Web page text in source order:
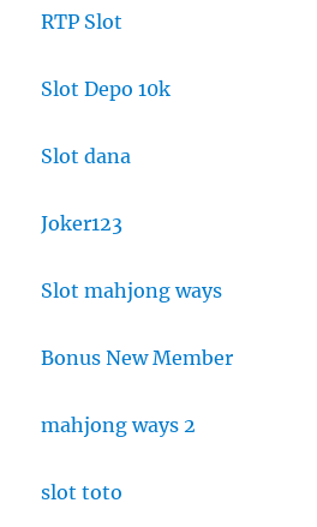
RTP Slot
Slot Depo 10k
Slot dana
Joker123
Slot mahjong ways
Bonus New Member
mahjong ways 2
slot toto